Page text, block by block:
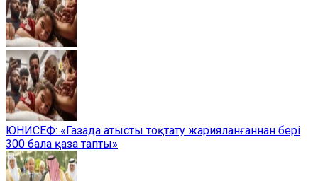
ЮНИСЕФ: «Газада атысты тоқтату жарияланғаннан бері
300 бала қаза тапты»